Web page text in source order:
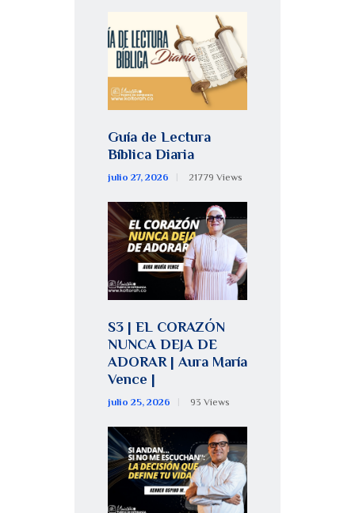
Guía de Lectura
Bíblica Diaria
julio 27, 2026 21779 Views
S3 | EL CORAZÓN
NUNCA DEJA DE
ADORAR | Aura María
Vence |
julio 25, 2026 93 Views